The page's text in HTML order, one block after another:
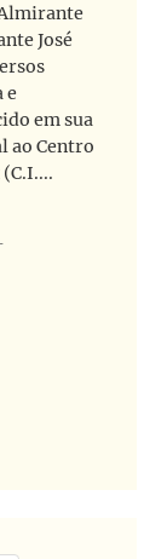
José
e
em sua
ao Centro